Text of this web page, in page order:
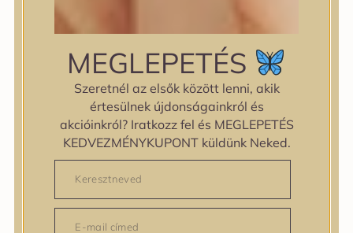
YUNJAC
Bőrállapot
Bőrállapot
Bőrtípus
Bőrtípus
Kombinált
Száraz
Bőrprobléma
Bőrprobléma
MEGLEPETÉS
Szeretnél az elsők között lenni, akik
értesülnek újdonságainkról és
akcióinkról? Iratkozz fel és MEGLEPETÉS
KEDVEZMÉNYKUPONT küldünk Neked.